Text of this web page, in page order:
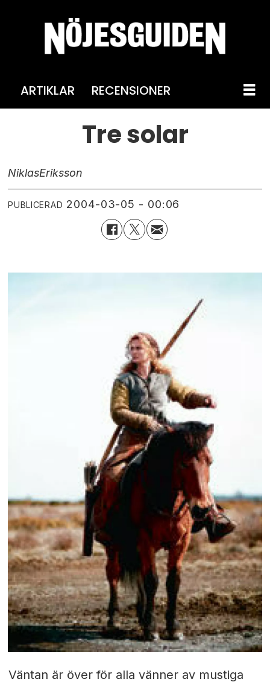
ARTIKLAR RECENSIONER
Tre solar
NiklasEriksson
PUBLICERAD 2004-03-05 - 00:06
Väntan är över för alla vänner av mustiga